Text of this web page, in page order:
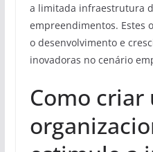
a limitada infraestrutura
empreendimentos. Estes
o desenvolvimento e
inovadoras no cenário
Como